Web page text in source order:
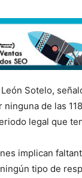
Sotelo,
de las
legal que
implican
tipo de